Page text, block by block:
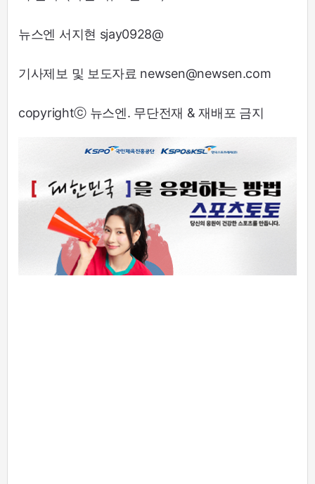
뉴스엔 서지현 sjay0928@
기사제보 및 보도자료 newsen@newsen.com
copyrightⓒ 뉴스엔. 무단전재 & 재배포 금지